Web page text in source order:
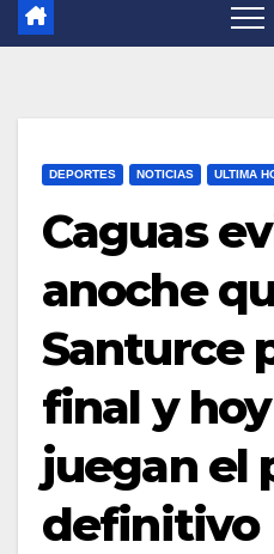
DEPORTES NOTICIAS ULTIMA
Caguas
anoche
Santurce
final y
juegan el
definitivo